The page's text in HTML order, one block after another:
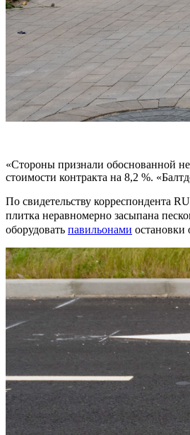
«Стороны признали обоснованной
стоимости контракта на 8,2 %.
По свидетельству корреспондента
плитка неравномерно засыпана
оборудовать павильонами остановки